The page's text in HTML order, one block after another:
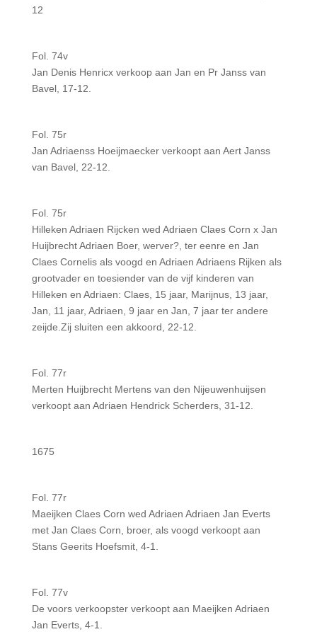
12
Fol. 74v
Jan Denis Henricx verkoop aan Jan en Pr Janss van
Bavel, 17-12.
Fol. 75r
Jan Adriaenss Hoeijmaecker verkoopt aan Aert Janss
van Bavel, 22-12.
Fol. 75r
Hilleken Adriaen Rijcken wed Adriaen Claes Corn x Jan
Huijbrecht Adriaen Boer, werver?, ter eenre en Jan
Claes Cornelis als voogd en Adriaen Adriaens Rijken als
grootvader en toesiender van de vijf kinderen van
Hilleken en Adriaen: Claes, 15 jaar, Marijnus, 13 jaar,
Jan, 11 jaar, Adriaen, 9 jaar en Jan, 7 jaar ter andere
zeijde.Zij sluiten een akkoord, 22-12.
Fol. 77r
Merten Huijbrecht Mertens van den Nijeuwenhuijsen
verkoopt aan Adriaen Hendrick Scherders, 31-12.
1675
Fol. 77r
Maeijken Claes Corn wed Adriaen Adriaen Jan Everts
met Jan Claes Corn, broer, als voogd verkoopt aan
Stans Geerits Hoefsmit, 4-1.
Fol. 77v
De voors verkoopster verkoopt aan Maeijken Adriaen
Jan Everts, 4-1.